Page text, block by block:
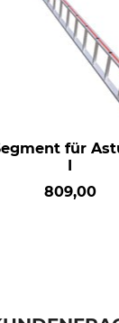
für
809,00